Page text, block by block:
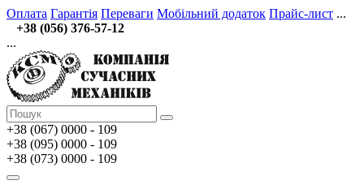
Оплата Гарантія Переваги Мобільний додаток Прайс-лист ...
+38 (056) 376-57-12
...
+38 (067) 0000 - 109
+38 (095) 0000 - 109
+38 (073) 0000 - 109